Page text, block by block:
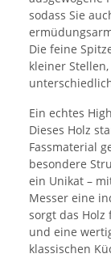
sodass Sie
Die feine
kleiner
Ein echtes
Dieses Holz
Fassmaterial
besondere
ein Unikat –
Messer eine
sorgt das Holz
und eine
klassischen